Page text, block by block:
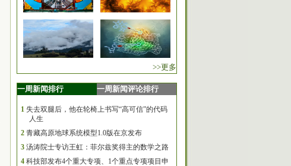
>>更多
一周新闻排行 一周新闻评论排行
1 失去双腿后，他在轮椅上书写“高可信”的代码
人生
2 青藏高原地球系统模型1.0版在京发布
3 汤涛院士专访王虹：菲尔兹奖得主的数学之路
4 科技部发布4个重大专项、1个重点专项项目申